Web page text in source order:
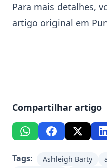
Para mais detalhes,
artigo original em
Compartilhar artigo
Tags: Ashleigh Barty